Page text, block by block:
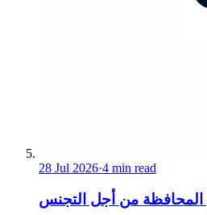
28 Jul 2026·4 min read
من أجل التجنس